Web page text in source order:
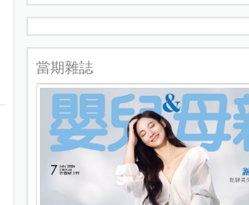
當期雜誌